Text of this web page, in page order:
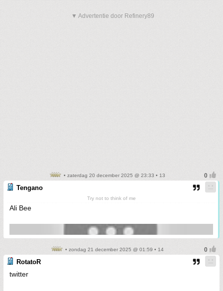
▼ Advertentie door Refinery89
• zaterdag 20 december 2025 @ 23:33 • 13
Tengano
Try not to think of me
Ali Bee
• zondag 21 december 2025 @ 01:59 • 14
RotatoR
twitter